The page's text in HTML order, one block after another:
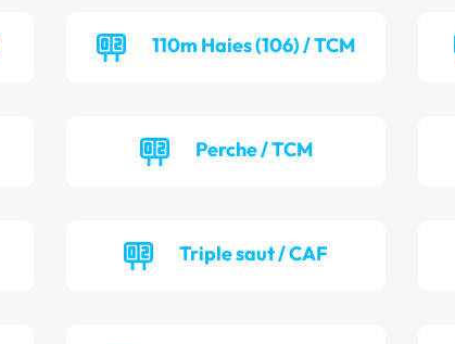
110m Haies (106) / TCM
Perche / TCM
Triple saut / CAF